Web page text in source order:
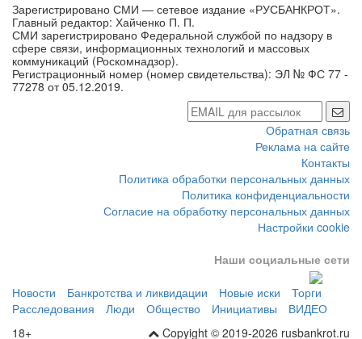
Зарегистрировано СМИ — сетевое издание «РУСБАНКРОТ».
Главный редактор: Хайченко П. П.
СМИ зарегистрировано Федеральной службой по надзору в
сфере связи, информационных технологий и массовых
коммуникаций (Роскомнадзор).
Регистрационный номер (номер свидетельства): ЭЛ № ФС 77 -
77278 от 05.12.2019.
Обратная связь
Реклама на сайте
Контакты
Политика обработки персональных данных
Политика конфиденциальности
Согласие на обработку персональных данных
Настройки cookie
Наши социальные сети
Новости Банкротства и ликвидации Новые иски
Торги
Расследования
Люди Общество Инициативы
ВИДЕО
Copyight © 2019-2026 rusbankrot.ru
18+